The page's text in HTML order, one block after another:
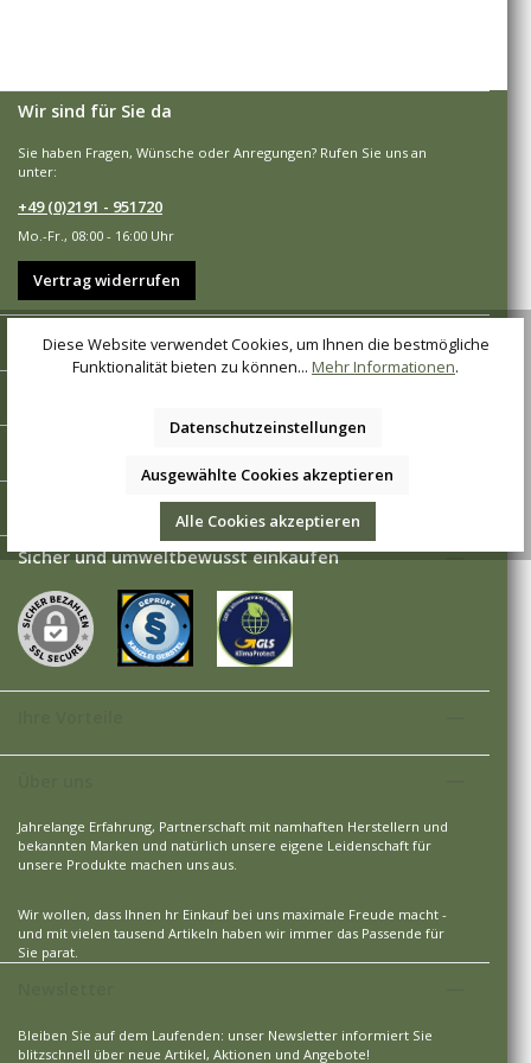
Wir sind für Sie da
Sie haben Fragen, Wünsche oder Anregungen? Rufen Sie uns an
unter:
+49 (0)2191 - 951720
Mo.-Fr., 08:00 - 16:00 Uhr
Vertrag widerrufen
Shop-Service
Sicher und umweltbewusst einkaufen
Jahrelange Erfahrung, Partnerschaft mit namhaften Herstellern und
bekannten Marken und natürlich unsere eigene Leidenschaft für
unsere Produkte machen uns aus.
Wir wollen, dass Ihnen hr Einkauf bei uns maximale Freude macht -
und mit vielen tausend Artikeln haben wir immer das Passende für
Sie parat.
Bleiben Sie auf dem Laufenden: unser Newsletter informiert Sie
blitzschnell über neue Artikel, Aktionen und Angebote!
Diese Website verwendet Cookies, um Ihnen die bestmögliche
Funktionalität bieten zu können... Mehr Informationen.
Datenschutzeinstellungen
Ausgewählte Cookies akzeptieren
Alle Cookies akzeptieren